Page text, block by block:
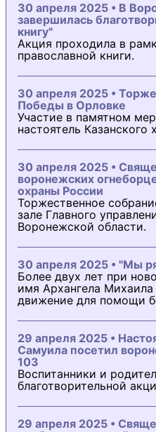
30 апреля 2025 • В
завершилась
книгу"
Акция проходила в
православной книги.
30 апреля 2025 •
Победы в Орловке
Участие в памятном
настоятель Казанского
30 апреля 2025 •
воронежских
охраны России
Торжественное
зале Главного
Воронежской области.
30 апреля 2025 • "Мы
Более двух лет при
имя Архангела
движение для помощи
29 апреля 2025 •
Самуила посетил
103
Воспитанники и
благотворительной
29 апреля 2025 •